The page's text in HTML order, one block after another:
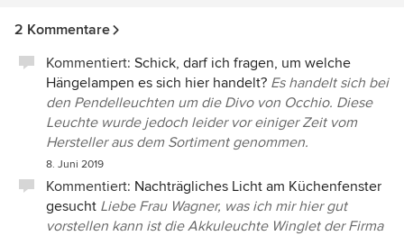
2 Kommentare
Kommentiert: Schick, darf ich fragen, um welche
Hängelampen es sich hier handelt? Es handelt sich bei
den Pendelleuchten um die Divo von Occhio. Diese
Leuchte wurde jedoch leider vor einiger Zeit vom
Hersteller aus dem Sortiment genommen.
8. Juni 2019
Kommentiert: Nachträgliches Licht am Küchenfenster
gesucht Liebe Frau Wagner, was ich mir hier gut
vorstellen kann ist die Akkuleuchte Winglet der Firma